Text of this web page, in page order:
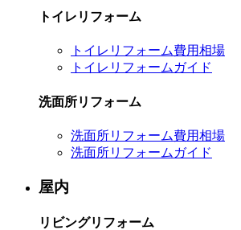
トイレリフォーム
トイレリフォーム費用相場
トイレリフォームガイド
洗面所リフォーム
洗面所リフォーム費用相場
洗面所リフォームガイド
屋内
リビングリフォーム